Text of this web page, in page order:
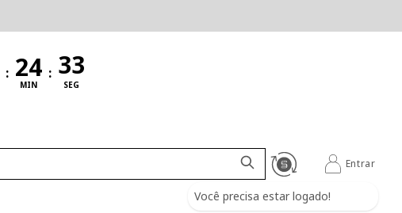
:
MIN
:
SEG
Você precisa estar logado!
Entrar